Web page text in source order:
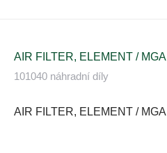
AIR FILTER, ELEMENT / MGA
101040 náhradní díly
AIR FILTER, ELEMENT / MGA